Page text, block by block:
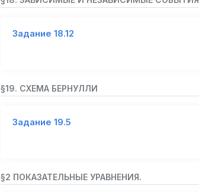
Задание 18.12
§19. СХЕМА БЕРНУЛЛИ
Задание 19.5
§2 ПОКАЗАТЕЛЬНЫЕ УРАВНЕНИЯ.